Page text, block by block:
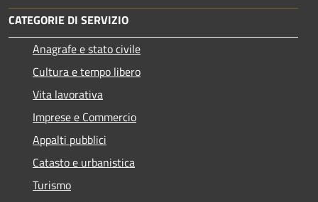
CATEGORIE DI SERVIZIO
Anagrafe e stato civile
Cultura e tempo libero
Vita lavorativa
Imprese e Commercio
Appalti pubblici
Catasto e urbanistica
Turismo